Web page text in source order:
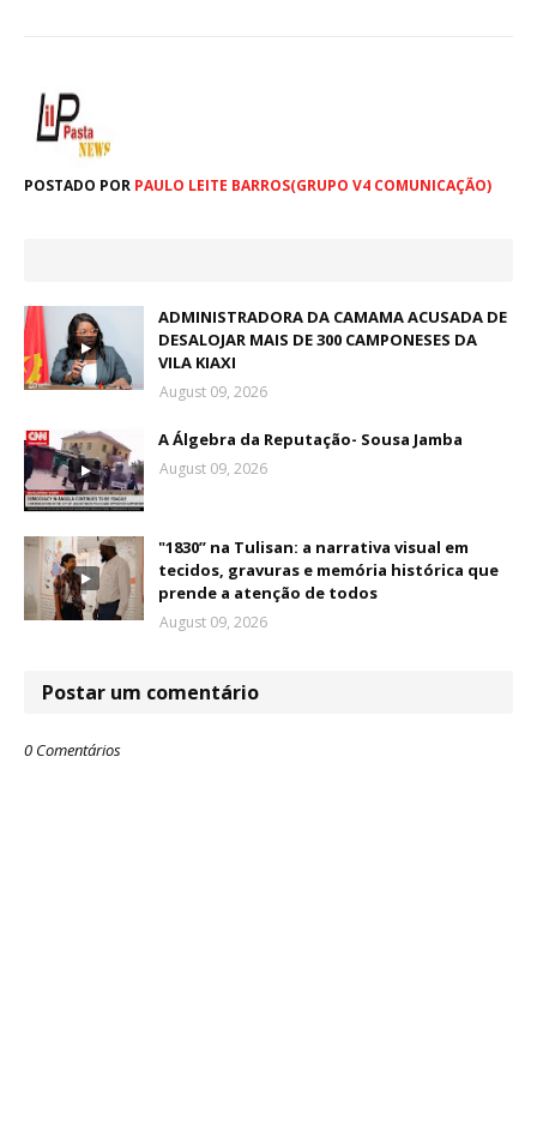
POSTADO POR PAULO LEITE BARROS(GRUPO V4 COMUNICAÇÃO)
ADMINISTRADORA DA CAMAMA ACUSADA DE
DESALOJAR MAIS DE 300 CAMPONESES DA
VILA KIAXI
August 09, 2026
A Álgebra da Reputação- Sousa Jamba
August 09, 2026
"1830” na Tulisan: a narrativa visual em
tecidos, gravuras e memória histórica que
prende a atenção de todos
August 09, 2026
Postar um comentário
0 Comentários